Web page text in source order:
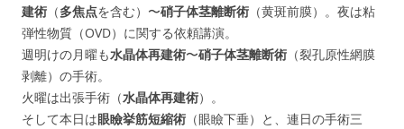
建術 （多焦点を含む）〜硝子体茎離断術 （黄斑前膜）。夜は粘
弾性物質（OVD）に関する依頼講演。
週明けの月曜も水晶体再建術〜硝子体茎離断術 （裂孔原性網膜
剥離）の手術。
火曜は出張手術（水晶体再建術）。
そして本日は眼瞼挙筋短縮術 （眼瞼下垂）と、連日の手術三